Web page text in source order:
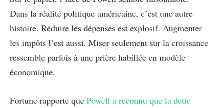
Dans la réalité politique américaine, c’est une autre
histoire. Réduire les dépenses est explosif. Augmenter
les impôts l’est aussi. Miser seulement sur la croissance
ressemble parfois à une prière habillée en modèle
économique.
Fortune rapporte que Powell a reconnu que la dette